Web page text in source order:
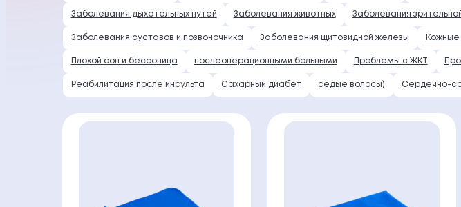
Заболевания дыхательных путей Заболевания животных Заболевания
Заболевания суставов и позвоночника Заболевания щитовидной железы Кожные
Плохой сон и бессоница послеоперационными больными Проблемы с ЖКТ
Реабилитация после инсульта Сахарный диабет седые волосы) Сердечно-